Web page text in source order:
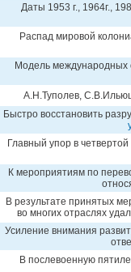
Даты 1953 г., 1964г.,
Распад мировой
Модель международных
А.Н.Туполев,
Быстро восстановить
Главный упор в
К мероприятиям по
В результате принятых
во многих отраслях
Усиление внимания
В послевоенную